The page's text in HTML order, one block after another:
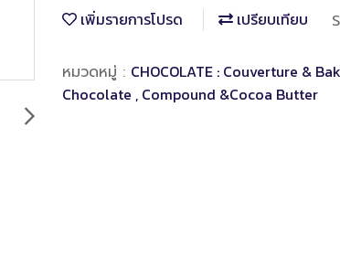
เพิ่มรายการโปรด เปรียบเทียบ
หมวดหมู่ : CHOCOLATE : Couverture &
Chocolate , Compound &Cocoa Butter